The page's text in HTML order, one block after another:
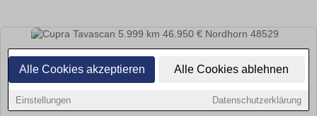
Alle Cookies akzeptieren Alle Cookies ablehnen
Einstellungen Datenschutzerklärung